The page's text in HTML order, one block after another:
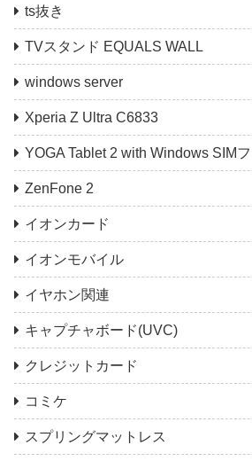
ts抜き
TVスタンド EQUALS WALL
windows server
Xperia Z Ultra C6833
YOGA Tablet 2 with Windows SIM
ZenFone 2
イオンカード
イオンモバイル
イヤホン関連
キャプチャボード(UVC)
クレジットカード
コミケ
スプリングマットレス